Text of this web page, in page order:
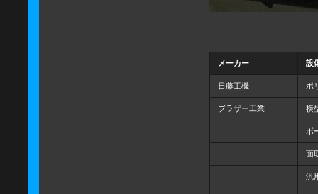
メーカー 設
日藤工機 ポ
ブラザー工業 横
ボ
面
汎